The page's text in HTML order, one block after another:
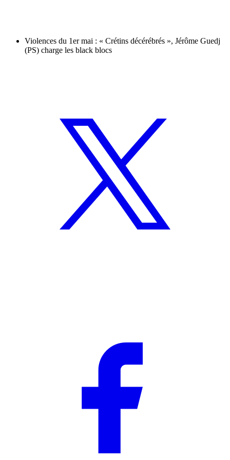
Violences du 1er mai : « Crétins décérébrés », Jérôme Guedj
(PS) charge les black blocs